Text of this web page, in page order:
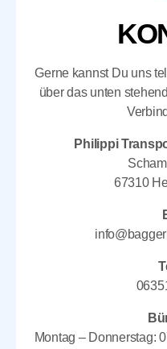
Gerne kannst Du uns
über das unten
Philippi
67310
Montag – Donnerstag: